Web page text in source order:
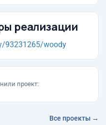
реализации
93231265/woody
проект:
Все проекты →